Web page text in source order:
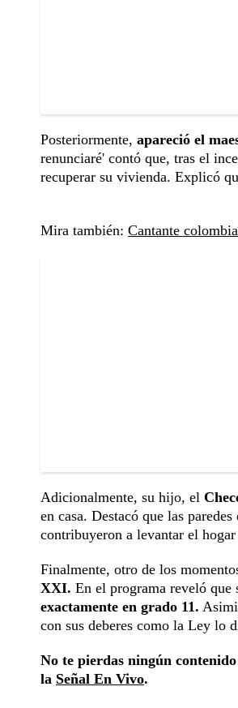
Posteriormente, apareció el
renunciaré' contó que, tras el
recuperar su vivienda. Explicó
Mira también: Cantante
Adicionalmente, su hijo, el
en casa. Destacó que las
contribuyeron a levantar el
Finalmente, otro de los
XXI. En el programa reveló que
exactamente en grado 11.
con sus deberes como la Ley lo
No te pierdas ningún
la Señal En Vivo.